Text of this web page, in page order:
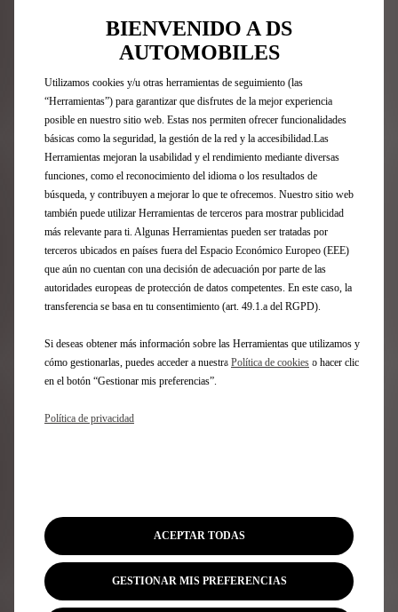
Acceso Directo
Compra online
Configurador DS
Ofertas Particulares
Ofertas Profesionales
Recarga y autonomía eléctrica
Tecnologías
Financiación
Encuentre un punto de venta
Contáctenos
Solicite una prueba
Solicite una oferta
Posventa
Accesorios DS
Forfaits mantenimiento DS
Buscar una pieza de recambio
Campañas de recuperación
BIENVENIDO A DS
AUTOMOBILES
Utilizamos cookies y/u otras herramientas de seguimiento (las
“Herramientas”) para garantizar que disfrutes de la mejor experiencia
posible en nuestro sitio web. Estas nos permiten ofrecer funcionalidades
básicas como la seguridad, la gestión de la red y la accesibilidad.Las
Herramientas mejoran la usabilidad y el rendimiento mediante diversas
funciones, como el reconocimiento del idioma o los resultados de
búsqueda, y contribuyen a mejorar lo que te ofrecemos. Nuestro sitio web
también puede utilizar Herramientas de terceros para mostrar publicidad
más relevante para ti. Algunas Herramientas pueden ser tratadas por
terceros ubicados en países fuera del Espacio Económico Europeo (EEE)
que aún no cuentan con una decisión de adecuación por parte de las
autoridades europeas de protección de datos competentes. En este caso, la
transferencia se basa en tu consentimiento (art. 49.1.a del RGPD).
Si deseas obtener más información sobre las Herramientas que utilizamos y
cómo gestionarlas, puedes acceder a nuestra Política de cookies o hacer clic
en el botón “Gestionar mis preferencias”.
Política de privacidad
GESTIONAR MIS PREFERENCIAS
ACEPTAR TODAS